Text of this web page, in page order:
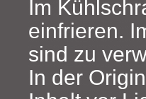
Im
einfrieren.
sind zu
In der